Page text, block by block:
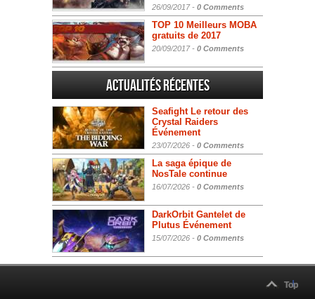
26/09/2017 - 0 Comments
TOP 10 Meilleurs MOBA
gratuits de 2017
20/09/2017 - 0 Comments
Actualités Récentes
Seafight Le retour des
Crystal Raiders
Événement
23/07/2026 - 0 Comments
La saga épique de
NosTale continue
16/07/2026 - 0 Comments
DarkOrbit Gantelet de
Plutus Événement
15/07/2026 - 0 Comments
Top